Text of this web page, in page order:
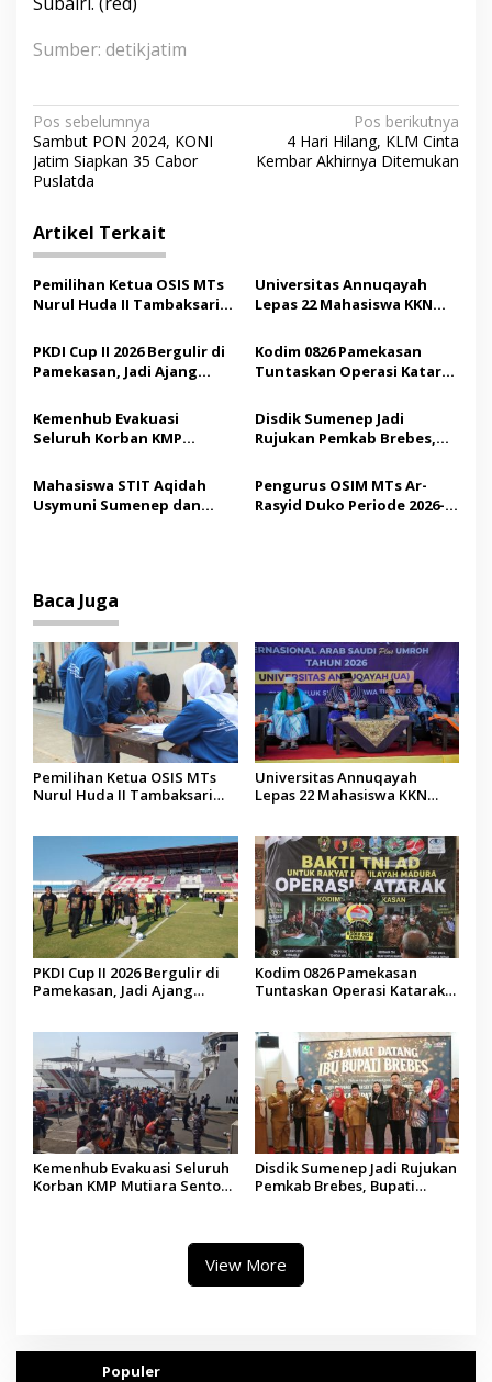
Sumber: detikjatim
N
a
v
i
g
a
s
i
p
o
s
Pos sebelumnya
Sambut PON 2024, KONI
Jatim Siapkan 35 Cabor
Puslatda
Pos berikutnya
4 Hari Hilang, KLM Cinta
Kembar Akhirnya Ditemukan
Artikel Terkait
Pemilihan Ketua OSIS MTs
Nurul Huda II Tambaksari
Demokrasi bagi Siswa
Universitas Annuqayah
Lepas 22 Mahasiswa KKN
Saudi
PKDI Cup II 2026 Bergulir di
Pamekasan, Jadi Ajang
Madura
Kodim 0826 Pamekasan
Tuntaskan Operasi Katarak
Tindakan Medis
Kemenhub Evakuasi
Seluruh Korban KMP
Operator Diaudit
Disdik Sumenep Jadi
Rujukan Pemkab Brebes,
Pendidikan Berbasis
Budaya
Mahasiswa STIT Aqidah
Usymuni Sumenep dan
Pengurus OSIM MTs Ar-
Rasyid Duko Periode 2026-
Baca Juga
Pemilihan Ketua OSIS MTs
Nurul Huda II Tambaksari
Universitas Annuqayah
Lepas 22 Mahasiswa KKN
PKDI Cup II 2026 Bergulir di
Pamekasan, Jadi Ajang
Kodim 0826 Pamekasan
Tuntaskan Operasi Katarak
Kemenhub Evakuasi Seluruh
Korban KMP Mutiara Sentosa
Disdik Sumenep Jadi Rujukan
Pemkab Brebes, Bupati
View More
Populer